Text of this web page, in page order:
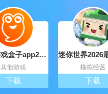
九游游戏盒子app2026最新版
其他游戏
下载
模拟经营
下载